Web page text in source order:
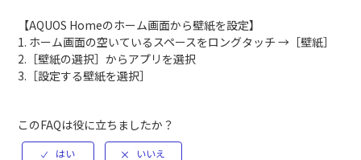
【AQUOS Homeのホーム画面から壁紙を設定】
1. ホーム画面の空いているスペースをロングタッチ →［壁紙］
2.［壁紙の選択］からアプリを選択
3.［設定する壁紙を選択］
このFAQは役に立ちましたか？